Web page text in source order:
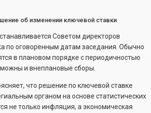
об изменении ключевой ставки
Советом директоров
по оговоренным датам заседания. Обычно
в плановом порядке с периодичностью
и внеплановые сборы.
что решение по ключевой ставке
органом на основе статистических
не только инфляция, а экономическая